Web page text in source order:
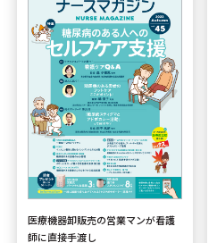
医療機器卸販売の営業マンが看護
師に直接手渡し